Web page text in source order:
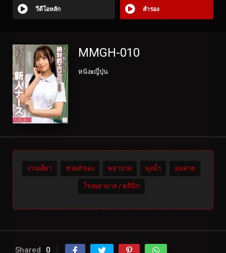
วีดีโอหลัก สำรอง
MMGH-010
หนังxญี่ปุ่น
งานเดี่ยว ช่วยตัวเอง พยาบาล พุ่งน้ำ อมควย
โรงพยาบาล / คลินิก
Shared 0